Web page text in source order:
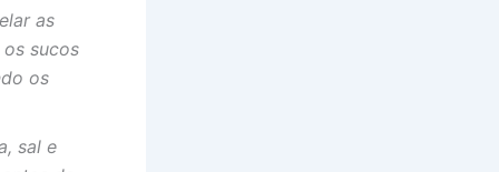
as
sucos
os
sal e